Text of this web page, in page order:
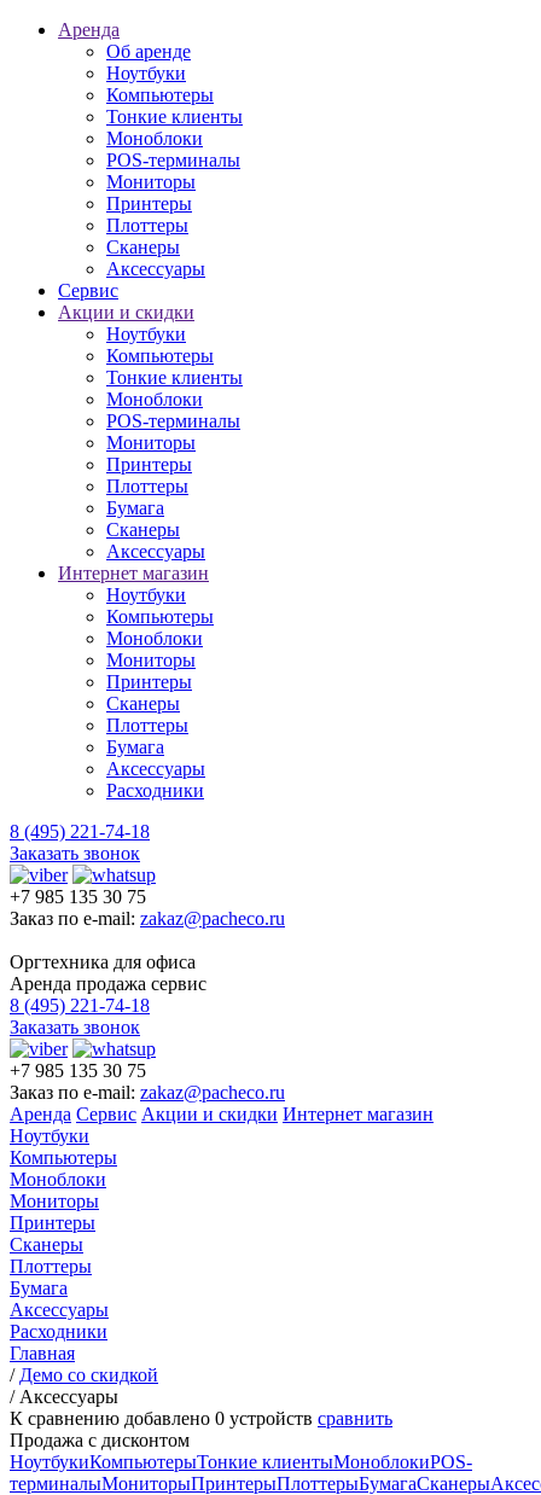
Аренда
Об аренде
Ноутбуки
Компьютеры
Тонкие клиенты
Моноблоки
POS-терминалы
Мониторы
Принтеры
Плоттеры
Сканеры
Аксессуары
Сервис
Акции и скидки
Ноутбуки
Компьютеры
Тонкие клиенты
Моноблоки
POS-терминалы
Мониторы
Принтеры
Плоттеры
Бумага
Сканеры
Аксессуары
Интернет магазин
Ноутбуки
Компьютеры
Моноблоки
Мониторы
Принтеры
Сканеры
Плоттеры
Бумага
Аксессуары
Расходники
8 (495) 221-74-18
Заказать звонок
+7 985 135 30 75
Заказ по e-mail: zakaz@pacheco.ru
Оргтехника для офиса
Аренда продажа сервис
8 (495) 221-74-18
Заказать звонок
+7 985 135 30 75
Заказ по e-mail: zakaz@pacheco.ru
Аренда Сервис Акции и скидки Интернет магазин
Ноутбуки
Компьютеры
Моноблоки
Мониторы
Принтеры
Сканеры
Плоттеры
Бумага
Аксессуары
Расходники
Главная
/ Демо со скидкой
/ Аксессуары
К сравнению добавлено 0 устройств сравнить
Продажа с дисконтом
НоутбукиКомпьютерыТонкие клиентыМоноблокиPOS-
терминалыМониторыПринтерыПлоттерыБумагаСканеры